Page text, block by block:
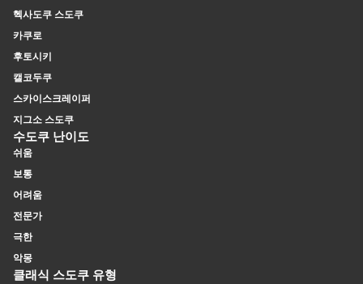
헥사도쿠 스도쿠
카쿠로
후토시키
캘코두쿠
스카이스크레이퍼
지그소 스도쿠
수도쿠 난이도
쉬움
보통
어려움
전문가
극한
악몽
클래식 스도쿠 유형